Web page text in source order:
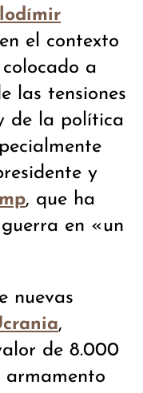
el contexto
a
las tensiones
de la política
y
, que ha
en «un
nuevas
,
de 8.000
armamento